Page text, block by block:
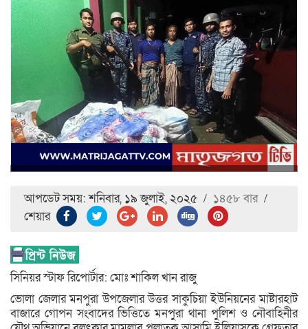
আপডেট সময়: শনিবার, ১৯ জুলাই, ২০২৫ / ১৪৫৮ বার /
শেয়ার
সিনিয়র স্টাফ রিপোর্টার: মোঃ শাকিল খান রাজু
ভোলা জেলার মনপুরা উপজেলার উত্তর সাকুচিয়া ইউনিয়নের মাষ্টারহাট
বাজারে গোপন সংবাদের ভিত্তিতে মনপুরা থানা পুলিশ ও নৌবাহিনীর